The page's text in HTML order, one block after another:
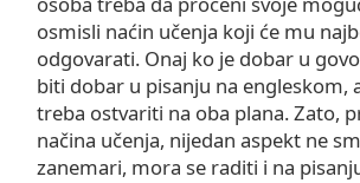
osmisli naćin učenja koji će mu
odgovarati. Onaj ko je dobar u
biti dobar u pisanju na engleskom,
treba ostvariti na oba plana. Zato,
načina učenja, nijedan aspekt ne
zanemari, mora se raditi i na